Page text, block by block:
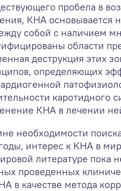
пробела в
КНА основывается
собой с наличием
области
деструкция этих
определяющих
КНА в лечении
необходимости
интерес к КНА в
литературе пока
проведенных
в качестве метода